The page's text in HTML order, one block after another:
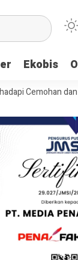
Ekobis
dan